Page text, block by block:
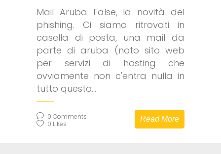
Mail Aruba False, la novità del
phishing. Ci siamo ritrovati in
casella di posta, una mail da
parte di aruba (noto sito web
per servizi di hosting che
ovviamente non c'entra nulla in
tutto questo...
0 Comments
0 Likes
Read More